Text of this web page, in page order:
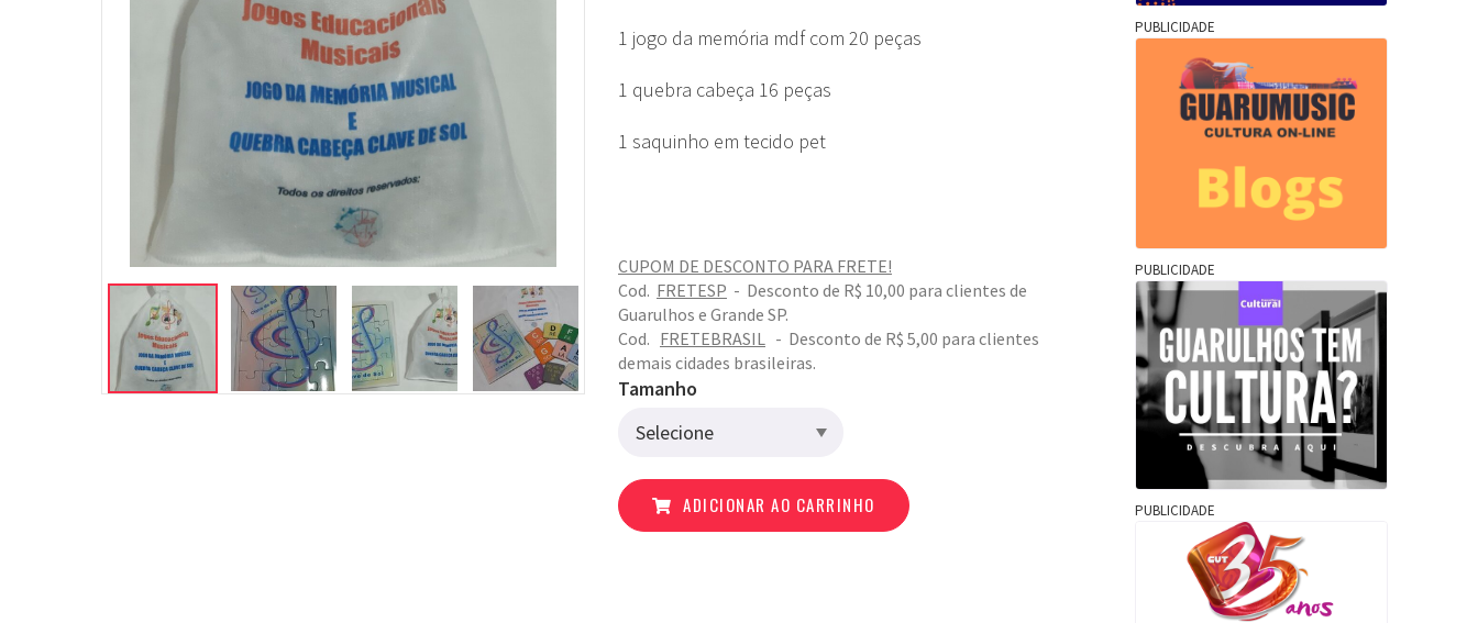
1 jogo da memória mdf com 20 peças
1 quebra cabeça 16 peças
1 saquinho em tecido pet
CUPOM DE DESCONTO PARA FRETE!
Cod. FRETESP - Desconto de R$ 10,00 para clientes de
Guarulhos e Grande SP.
Cod. FRETEBRASIL - Desconto de R$ 5,00 para clientes
demais cidades brasileiras.
Tamanho
ADICIONAR AO CARRINHO
PUBLICIDADE
PUBLICIDADE
PUBLICIDADE